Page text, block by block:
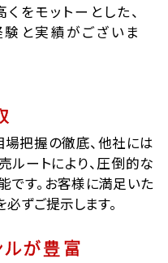
をモットーとした、
と実績がございま
場把握の徹底、他社には
ルートにより、圧倒的な
です。お客様に満足いた
ずご提示します。
ルが豊富